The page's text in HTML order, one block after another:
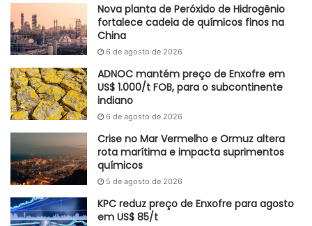
exportações é de 320 mil veículos em 2024.
A expectativa de aumento no volume de produção ao
longo dos próximos meses deve impactar
significativamente o mercado de insumos industriais,
polímeros, resinas e Ácido sulfúrico, tendo em vista que
estes materiais são essenciais para fabricação de
Adaptado GlobalKem | 04 de julho de 2024
Fonte Anfavea
Etiquetas automóveis demanda Importação
polímeros
Nova planta de Peróxido de Hidrogênio
fortalece cadeia de químicos finos na
China
6 de agosto de 2026
ADNOC mantém preço de Enxofre em
US$ 1.000/t FOB, para o subcontinente
indiano
6 de agosto de 2026
Crise no Mar Vermelho e Ormuz altera
rota marítima e impacta suprimentos
químicos
5 de agosto de 2026
KPC reduz preço de Enxofre para agosto
em US$ 85/t